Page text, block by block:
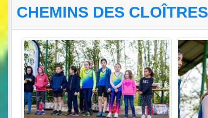
CHEMINS DES CLOÎTRES